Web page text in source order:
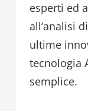
esperti ed
all’analisi
ultime
tecnologia
semplice.